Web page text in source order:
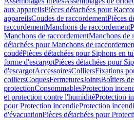
aux appareilsPièces détachées pour
appareilsCoudes de raccordementPièces
raccordementManchons de raccordement
Manchons de raccordementManchons de
détachées pour Manchons de
coudéPièces détachées pour Siphons en
forme d'escargotPièces détachées pour
d'escargotAccessoiresColliersFixations
colliersCoquesFermeturesJointsBoîtiers de
protectionConsommablesProtection
et protection contre l'humiditéProtection
pour Protection incendieProtection
d'évacuationPièces détachées pour